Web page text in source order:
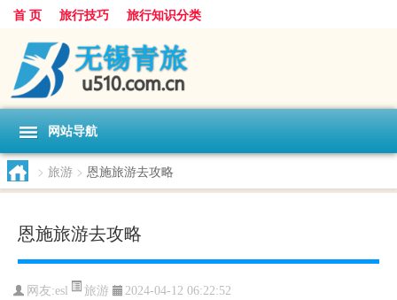
首 页 旅行技巧 旅行知识分类
网站导航
> 旅游 > 恩施旅游去攻略
恩施旅游去攻略
网友:esl 旅游 2024-04-12 06:22:52